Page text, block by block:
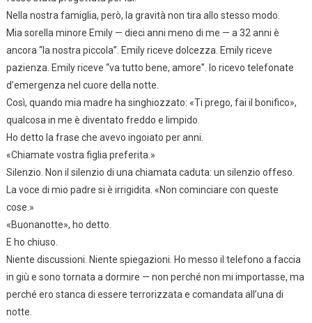
Nella nostra famiglia, però, la gravità non tira allo stesso modo.
Mia sorella minore Emily — dieci anni meno di me — a 32 anni è
ancora “la nostra piccola”. Emily riceve dolcezza. Emily riceve
pazienza. Emily riceve “va tutto bene, amore”. Io ricevo telefonate
d’emergenza nel cuore della notte.
Così, quando mia madre ha singhiozzato: «Ti prego, fai il bonifico»,
qualcosa in me è diventato freddo e limpido.
Ho detto la frase che avevo ingoiato per anni.
«Chiamate vostra figlia preferita.»
Silenzio. Non il silenzio di una chiamata caduta: un silenzio offeso.
La voce di mio padre si è irrigidita. «Non cominciare con queste
cose.»
«Buonanotte», ho detto.
E ho chiuso.
Niente discussioni. Niente spiegazioni. Ho messo il telefono a faccia
in giù e sono tornata a dormire — non perché non mi importasse, ma
perché ero stanca di essere terrorizzata e comandata all’una di
notte.